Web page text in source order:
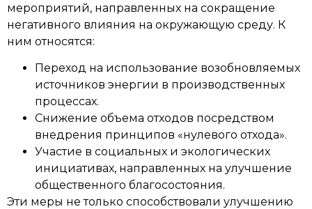
мероприятий, направленных на сокращение
негативного влияния на окружающую среду. К
ним относятся:
Переход на использование возобновляемых
источников энергии в производственных
процессах.
Снижение объема отходов посредством
внедрения принципов «нулевого отхода».
Участие в социальных и экологических
инициативах, направленных на улучшение
общественного благосостояния.
Эти меры не только способствовали улучшению